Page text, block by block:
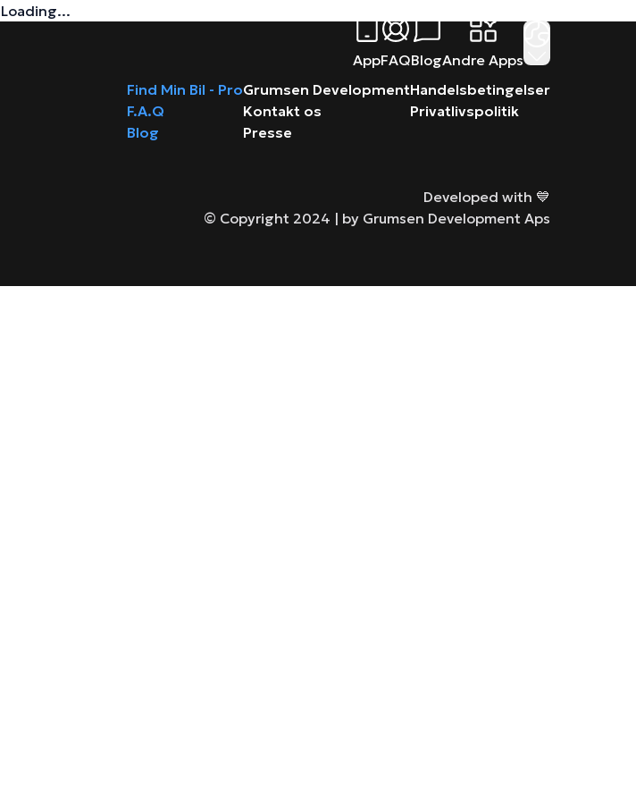
AppFAQBlogAndre Apps
Loading...
Find Min Bil - Pro
F.A.Q
Blog
Grumsen Development
Kontakt os
Presse
Handelsbetingelser
Privatlivspolitik
Developed with 💙
© Copyright 2024 | by Grumsen Development Aps